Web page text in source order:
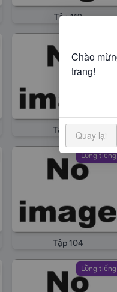
Tập 112
Tập 108
Lồng tiếng
Tập 104
Lồng tiếng
Quay lại